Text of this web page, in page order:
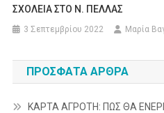
ΣΧΟΛΕΙΑ ΣΤΟ Ν. ΠΕΛΛΑΣ
3 Σεπτεμβρίου 2022 Μαρία
ΠΡΌΣΦΑΤΑ ΆΡΘΡΑ
ΚΑΡΤΑ ΑΓΡΟΤΗ: ΠΩΣ ΘΑ